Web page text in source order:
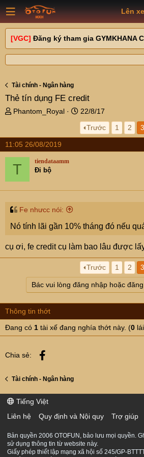
Lên xe
[VGC] Đăng ký tham gia GYMKHANA
Tài chính - Ngân hàng
Thẻ tín dụng FE credit
T
e
a
d
t
r
Phantom_Royal
N
g
à
y
22/8/17
Trước
1 2 3
11:05 26/08/2019
T tiendataamm
Đi bộ
Fe nhưcc nói:
Nó tính lãi gần 10% tháng đó nếu
cụ ơi, fe credit cụ làm bao lâu được
Trước 1 2 3
Bác vui lòng đăng nhập hoặc
Thông tin thớt
Đang có 1 tài xế đang nghía thớt này. (0
Chia sẻ:
Tài chính - Ngân hàng
Tiếng Việt
Liên hệ
Quy định và Nội quy Trợ giúp
Bản quyền 2006 OTOFUN, bảo lưu mọi quyền.
sử dụng thông tin từ website này.
Giấy phép thiết lập mạng xã hội số 245/GP-